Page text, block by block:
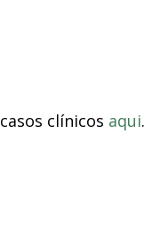
clínicos aqui.